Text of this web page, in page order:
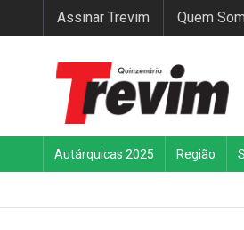
Assinar Trevim Quem
Autárquicas 2025 Região